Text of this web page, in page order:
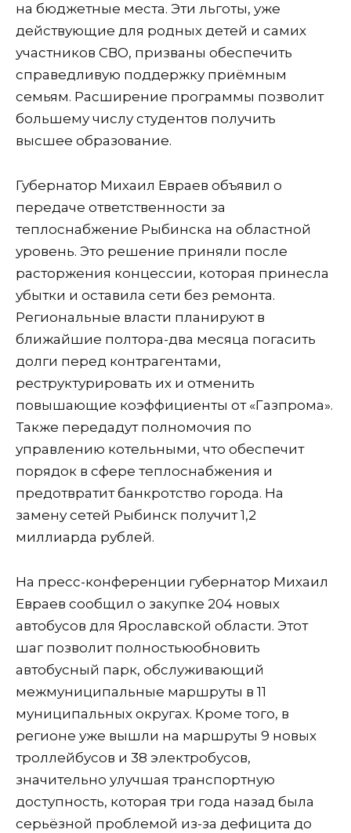
на бюджетные места. Эти льготы, уже
действующие для родных детей и самих
участников СВО, призваны обеспечить
справедливую поддержку приёмным
семьям. Расширение программы позволит
большему числу студентов получить
высшее образование.
Губернатор Михаил Евраев объявил о
передаче ответственности за
теплоснабжение Рыбинска на областной
уровень. Это решение приняли после
расторжения концессии, которая принесла
убытки и оставила сети без ремонта.
Региональные власти планируют в
ближайшие полтора-два месяца погасить
долги перед контрагентами,
реструктурировать их и отменить
повышающие коэффициенты от «Газпрома».
Также передадут полномочия по
управлению котельными, что обеспечит
порядок в сфере теплоснабжения и
предотвратит банкротство города. На
замену сетей Рыбинск получит 1,2
миллиарда рублей.
На пресс-конференции губернатор Михаил
Евраев сообщил о закупке 204 новых
автобусов для Ярославской области. Этот
шаг позволит полностьюобновить
автобусный парк, обслуживающий
межмуниципальные маршруты в 11
муниципальных округах. Кроме того, в
регионе уже вышли на маршруты 9 новых
троллейбусов и 38 электробусов,
значительно улучшая транспортную
доступность, которая три года назад была
серьёзной проблемой из-за дефицита до